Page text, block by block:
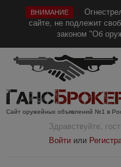
ВНИМАНИЕ
сайте, не подлежит
законом "Об
Сайт оружейных объявлений №1 в
Здравствуйте,
Войти или